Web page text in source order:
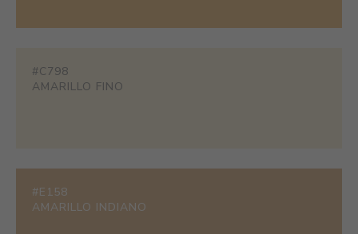
#C798
AMARILLO FINO
#E158
AMARILLO INDIANO